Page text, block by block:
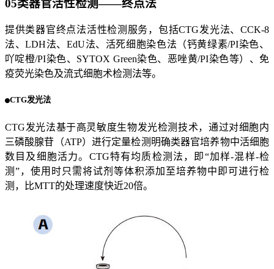
05类器官活性检测——终点法
提供类器官终点法活性检测服务，包括CTG发光法、CCK-8
法、LDH法、EdU法、活死细胞染色法（钙黄绿素/PI染色、
吖啶橙/PI染色、SYTOX Green染色、恶唑黄/PI染色等）、免
疫荧光染色及流式细胞术检测法等。
CTG发光法
CTG发光法基于高灵敏度生物发光检测技术，通过对细胞内
三磷酸腺苷（ATP）进行定量检测明确类器官培养物中活细胞
数目及细胞活力。CTG特有均质检测法，即“加样-混样-检
测”，使用时只需将试剂等体积添加至培养物中即可进行检
测，比MTT的处理速度快近20倍。